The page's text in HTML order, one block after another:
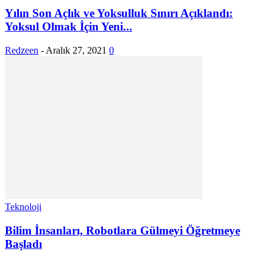
Yılın Son Açlık ve Yoksulluk Sınırı Açıklandı:
Yoksul Olmak İçin Yeni...
Redzeen - Aralık 27, 2021 0
Teknoloji
Bilim İnsanları, Robotlara Gülmeyi Öğretmeye
Başladı